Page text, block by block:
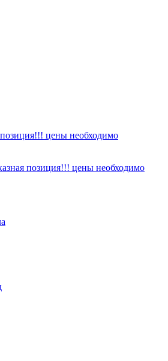
цены необходимо
позиция!!! цены необходимо